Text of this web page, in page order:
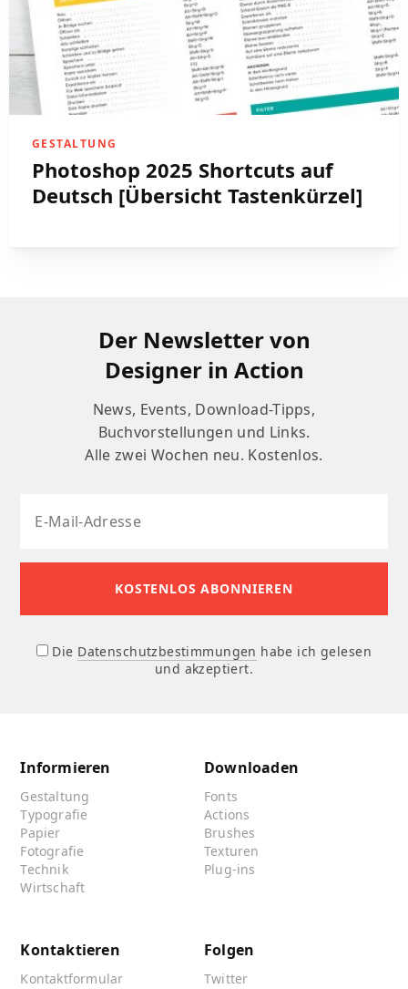
GESTALTUNG
Photoshop 2025 Shortcuts auf
Deutsch [Übersicht Tastenkürzel]
Der Newsletter von
Designer in Action
News, Events, Download-Tipps,
Buchvorstellungen und Links.
Alle zwei Wochen neu. Kostenlos.
Die Datenschutzbestimmungen habe ich gelesen
und akzeptiert.
Informieren
Gestaltung
Typografie
Papier
Fotografie
Technik
Wirtschaft
Downloaden
Fonts
Actions
Brushes
Texturen
Plug-ins
Kontaktieren
Kontaktformular
Folgen
Twitter